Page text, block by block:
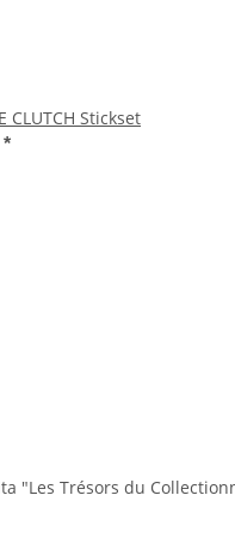
CLUTCH Stickset
*